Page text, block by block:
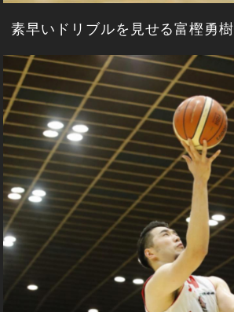
素早いドリブルを見せる富樫勇樹